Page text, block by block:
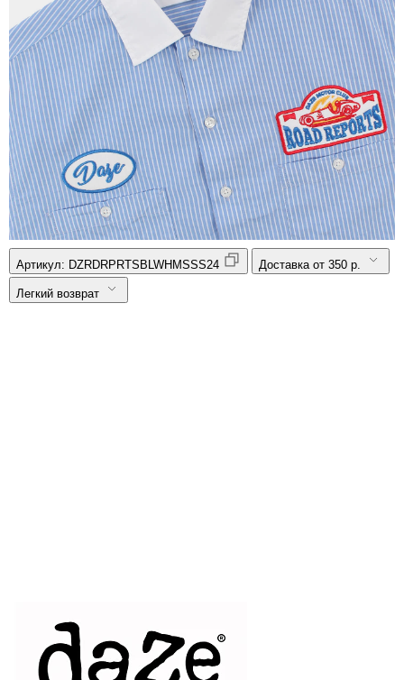
Артикул: DZRDRPRTSBLWHMSSS24 Доставка от 350 р.
Легкий возврат